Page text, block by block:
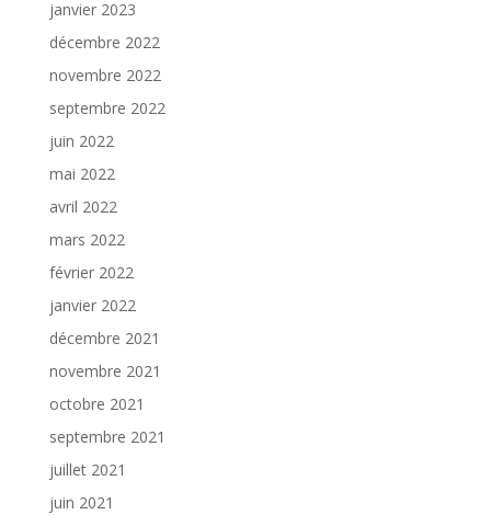
janvier 2023
décembre 2022
novembre 2022
septembre 2022
juin 2022
mai 2022
avril 2022
mars 2022
février 2022
janvier 2022
décembre 2021
novembre 2021
octobre 2021
septembre 2021
juillet 2021
juin 2021